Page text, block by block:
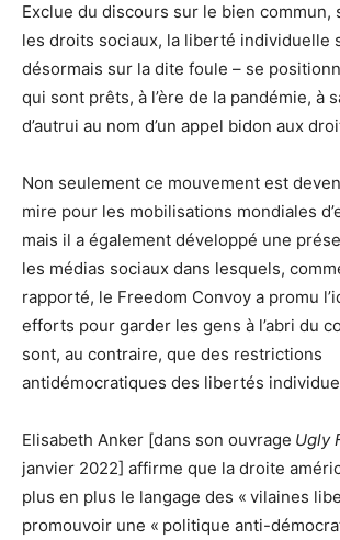
Exclue du discours sur le bien commun,
les droits sociaux, la liberté individuelle
désormais sur la dite foule – se
qui sont prêts, à l’ère de la pandémie, à
d’autrui au nom d’un appel bidon aux
Non seulement ce mouvement est
mire pour les mobilisations mondiales
mais il a également développé une
les médias sociaux dans lesquels,
rapporté, le Freedom Convoy a promu
efforts pour garder les gens à l’abri du
sont, au contraire, que des restrictions
antidémocratiques des libertés
Elisabeth Anker [dans son ouvrage Ugly
janvier 2022] affirme que la droite
plus en plus le langage des « vilaines
promouvoir une « politique anti-